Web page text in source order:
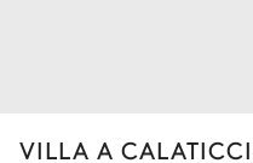
VILLA A